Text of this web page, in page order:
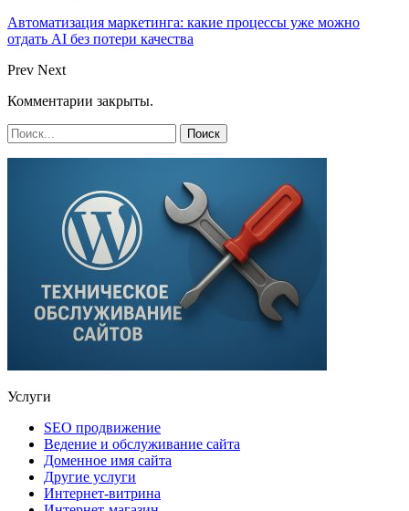
Автоматизация маркетинга: какие процессы уже можно
отдать AI без потери качества
Prev Next
Комментарии закрыты.
Услуги
SEO продвижение
Ведение и обслуживание сайта
Доменное имя сайта
Другие услуги
Интернет-витрина